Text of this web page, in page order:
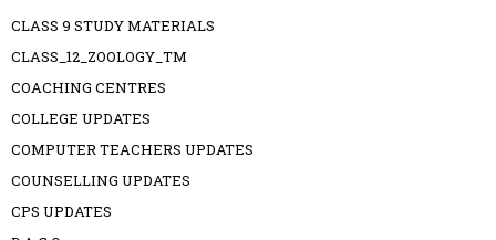
CLASS 9 STUDY MATERIALS
CLASS_12_ZOOLOGY_TM
COACHING CENTRES
COLLEGE UPDATES
COMPUTER TEACHERS UPDATES
COUNSELLING UPDATES
CPS UPDATES